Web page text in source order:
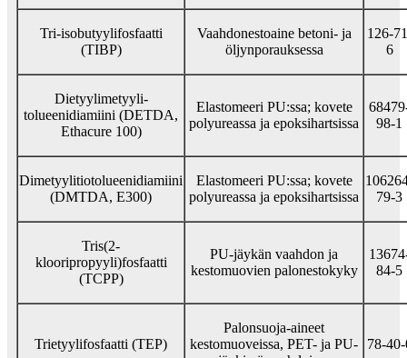
Tri-isobutyylifosfaatti
(TIBP)
Vaahdonestoaine betoni- ja
öljynporauksessa
126-
6
Dietyylimetyyli-
tolueenidiamiini (DETDA,
Ethacure 100)
Elastomeeri PU:ssa; kovete
polyureassa ja epoksihartsissa
98-1
Dimetyylitiotolueenidiamiini
(DMTDA, E300)
Elastomeeri PU:ssa; kovete
polyureassa ja epoksihartsissa
79-3
Tris(2-
klooripropyyli)fosfaatti
(TCPP)
PU-jäykän vaahdon ja
kestomuovien palonestokyky
84-5
Trietyylifosfaatti (TEP)
Palonsuoja-aineet
kestomuoveissa, PET- ja PU-
78-